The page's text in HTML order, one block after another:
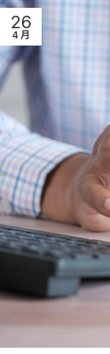
26
4 月